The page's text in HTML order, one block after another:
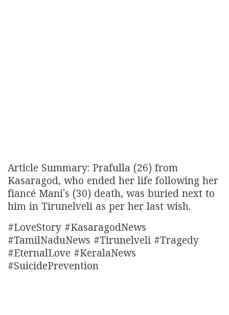
Article Summary: Prafulla (26) from
Kasaragod, who ended her life following her
fiancé Mani's (30) death, was buried next to
him in Tirunelveli as per her last wish.
#LoveStory #KasaragodNews
#TamilNaduNews #Tirunelveli #Tragedy
#EternalLove #KeralaNews
#SuicidePrevention